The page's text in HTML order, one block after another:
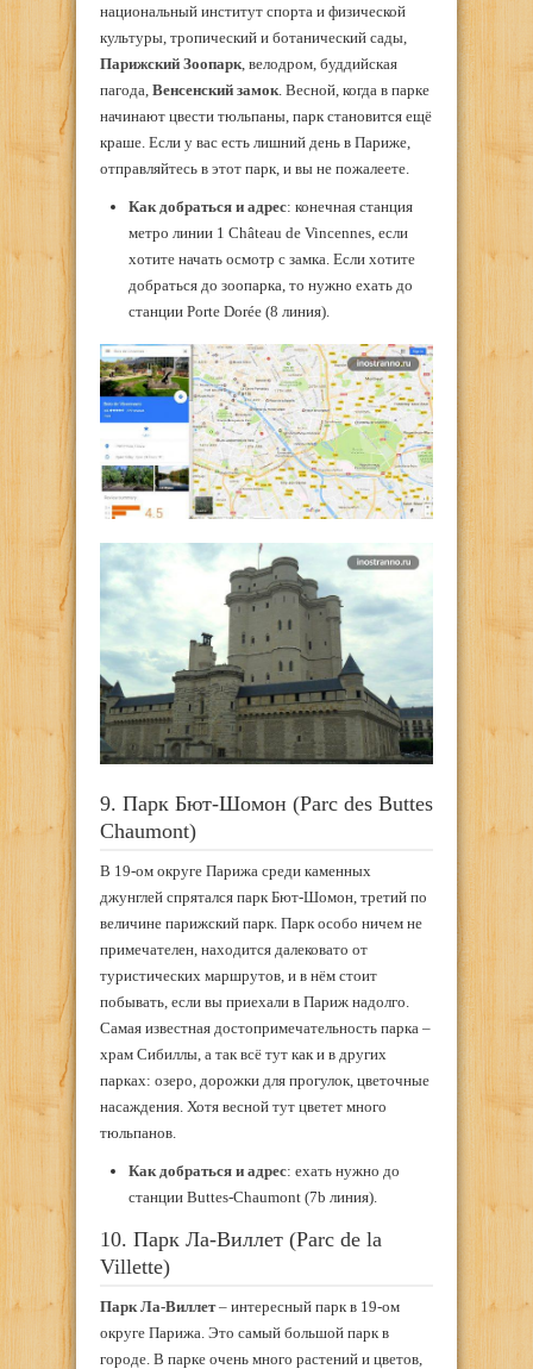
национальный институт спорта и физической
культуры, тропический и ботанический сады,
Парижский Зоопарк , велодром, буддийская
пагода, Венсенский замок . Весной, когда в парке
начинают цвести тюльпаны, парк становится ещё
краше. Если у вас есть лишний день в Париже,
отправляйтесь в этот парк, и вы не пожалеете.
Как добраться и адрес: конечная станция
метро линии 1 Château de Vincennes, если
хотите начать осмотр с замка. Если хотите
добраться до зоопарка, то нужно ехать до
станции Porte Dorée (8 линия).
9. Парк Бют-Шомон (Parc des Buttes
Chaumont)
В 19-ом округе Парижа среди каменных
джунглей спрятался парк Бют-Шомон, третий по
величине парижский парк. Парк особо ничем не
примечателен, находится далековато от
туристических маршрутов, и в нём стоит
побывать, если вы приехали в Париж надолго.
Самая известная достопримечательность парка –
храм Сибиллы, а так всё тут как и в других
парках: озеро, дорожки для прогулок, цветочные
насаждения. Хотя весной тут цветет много
тюльпанов.
Как добраться и адрес: ехать нужно до
станции Buttes-Chaumont (7b линия).
10. Парк Ла-Виллет (Parc de la
Villette)
Парк Ла-Виллет– интересный парк в 19-ом
округе Парижа. Это самый большой парк в
городе. В парке очень много растений и цветов,